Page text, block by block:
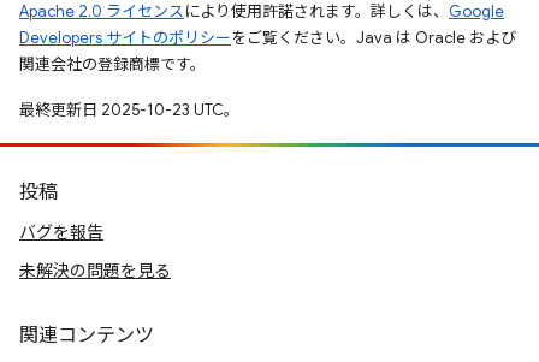
Apache 2.0 ライセンスにより使用許諾されます。詳しくは、 Google
Developers サイトのポリシーをご覧ください。Java は Oracle および
関連会社の登録商標です。
最終更新日 2025-10-23 UTC。
投稿
バグを報告
未解決の問題を見る
関連コンテンツ